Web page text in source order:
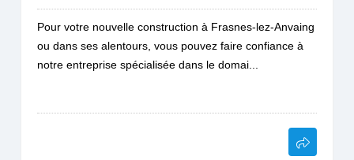
Pour votre nouvelle construction à Frasnes-lez-Anvaing
ou dans ses alentours, vous pouvez faire confiance à
notre entreprise spécialisée dans le domai...